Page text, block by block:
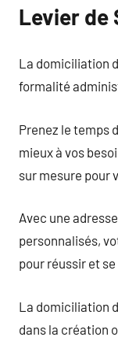
Levier de
La domiciliation
formalité
Prenez le temps
mieux à vos
sur mesure pour
Avec une
personnalisés,
pour réussir et
La domiciliation
dans la création